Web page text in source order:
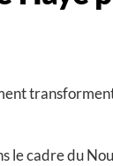
le cadre du